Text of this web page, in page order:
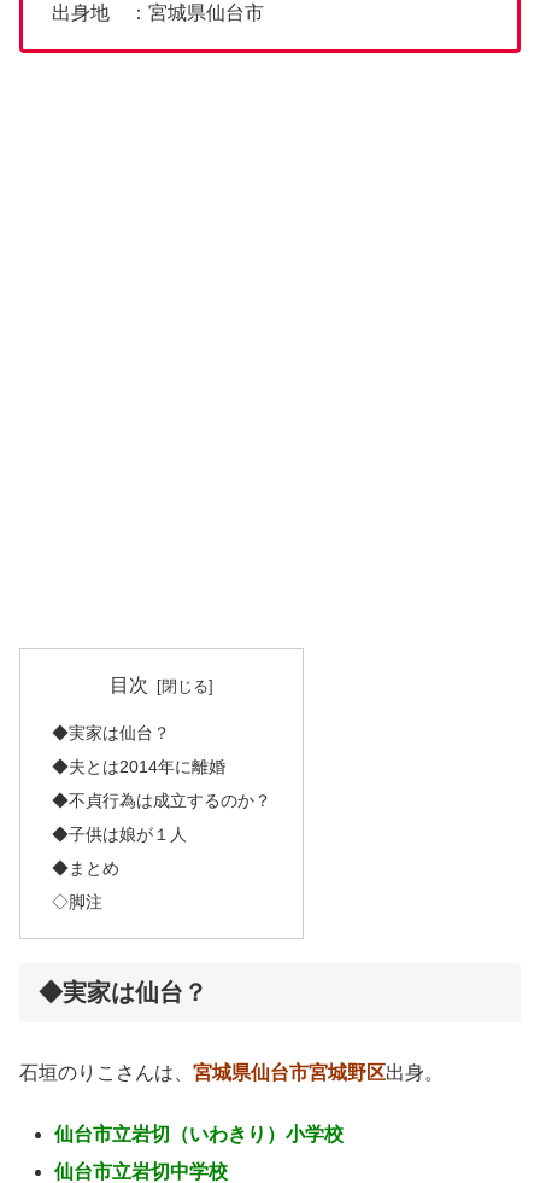
出身地 ：宮城県仙台市
目次
◆実家は仙台？
◆夫とは2014年に離婚
◆不貞行為は成立するのか？
◆子供は娘が１人
◆まとめ
◇脚注
◆実家は仙台？
石垣のりこさんは、 宮城県仙台市宮城野区出身。
仙台市立岩切（いわきり）小学校
仙台市立岩切中学校